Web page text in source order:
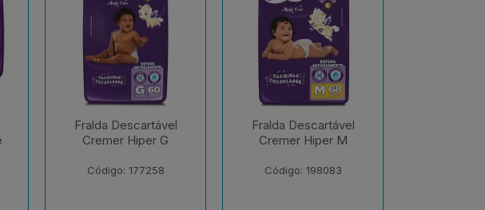
Fralda Descartável
Cremer Hiper M
Código: 198083
Fralda Descartável
Cremer Hiper EXX
Código: 206547